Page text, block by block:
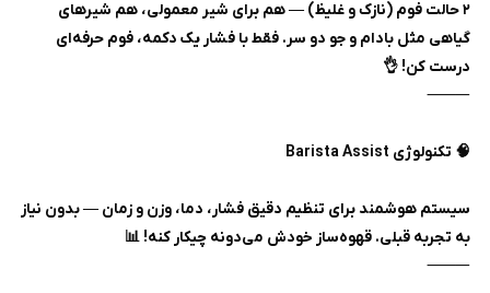
۲ حالت فوم (نازک و غلیظ) — هم برای شیر معمولی، هم شیرهای
گیاهی مثل بادام و جو دو سر. فقط با فشار یک دکمه، فوم حرفه‌ای
درست کن! 👌
⸻
🧠 تکنولوژی Barista Assist
سیستم هوشمند برای تنظیم دقیق فشار، دما، وزن و زمان — بدون نیاز
به تجربه قبلی. قهوه‌ساز خودش می‌دونه چیکار کنه! 📊
⸻